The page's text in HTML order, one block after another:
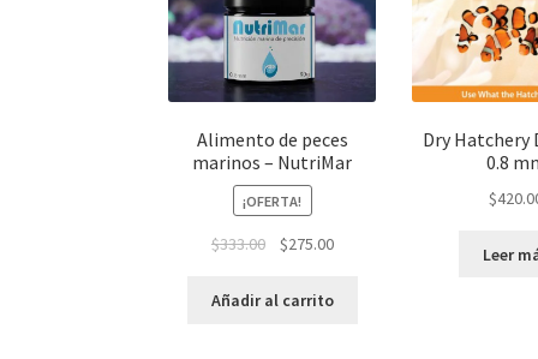
Alimento de peces
marinos – NutriMar
¡OFERTA!
$333.00
original
$275.00El
actual
Añadir al carrito
Dry Hatchery
0.8
$
Leer